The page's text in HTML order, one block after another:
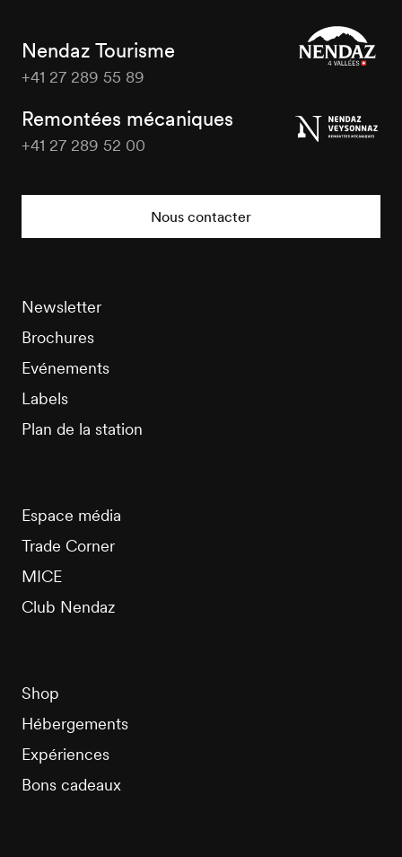
Nendaz Tourisme
+41 27 289 55 89
Remontées mécaniques
+41 27 289 52 00
Nous contacter
Newsletter
Brochures
Evénements
Labels
Plan de la station
Espace média
Trade Corner
MICE
Club Nendaz
Shop
Hébergements
Expériences
Bons cadeaux